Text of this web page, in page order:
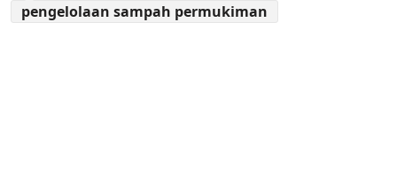
pengelolaan sampah permukiman